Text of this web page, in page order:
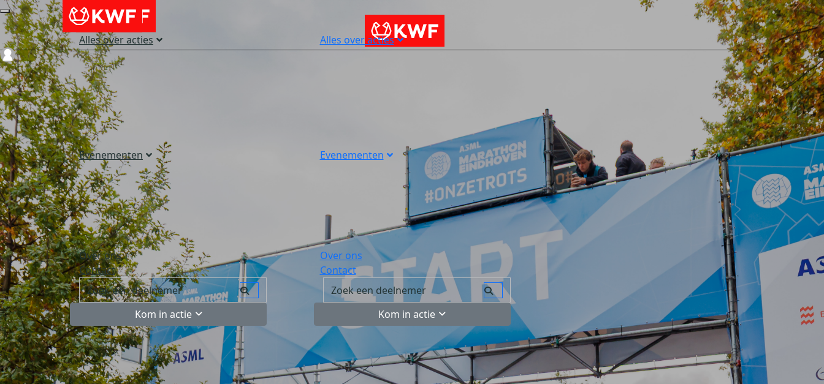
Alles over acties
Evenementen
Over ons
Contact
Kom in actie
Alles over acties
Evenementen
Over ons
Contact
Kom in actie
Login